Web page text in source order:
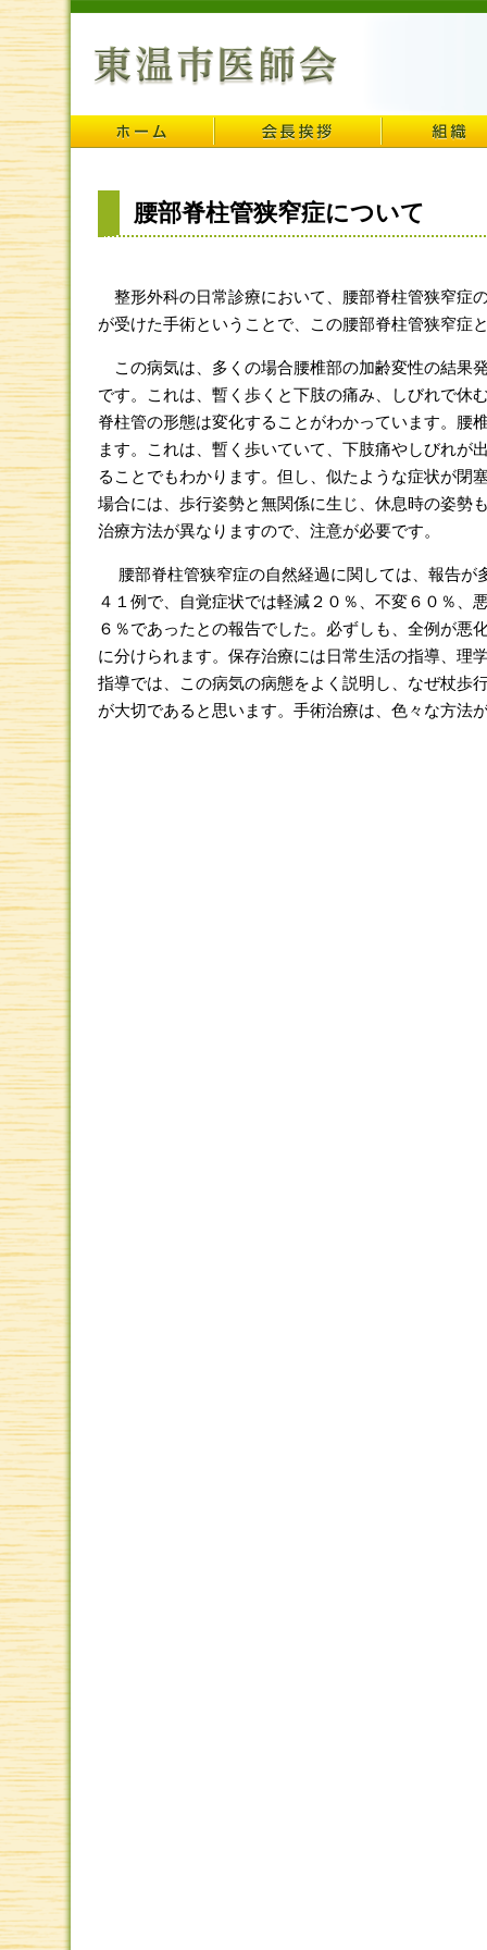
腰部脊柱管狭窄症について
整形外科の日常診療において、腰部脊柱管狭窄症
が受けた手術ということで、この腰部脊柱管狭窄症
この病気は、多くの場合腰椎部の加齢変性の結果
です。これは、暫く歩くと下肢の痛み、しびれで休
脊柱管の形態は変化することがわかっています。腰
ます。これは、暫く歩いていて、下肢痛やしびれが
ることでもわかります。但し、似たような症状が閉
場合には、歩行姿勢と無関係に生じ、休息時の姿勢
治療方法が異なりますので、注意が必要です。
腰部脊柱管狭窄症の自然経過に関しては、報告が
４１例で、自覚症状では軽減２０％、不変６０％、
６％であったとの報告でした。必ずしも、全例が悪
に分けられます。保存治療には日常生活の指導、理
指導では、この病気の病態をよく説明し、なぜ杖歩
が大切であると思います。手術治療は、色々な方法